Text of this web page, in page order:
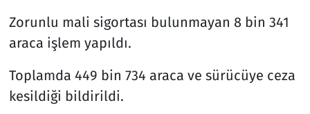
Zorunlu mali sigortası bulunmayan 8 bin 341
araca işlem yapıldı.
Toplamda 449 bin 734 araca ve sürücüye ceza
kesildiği bildirildi.